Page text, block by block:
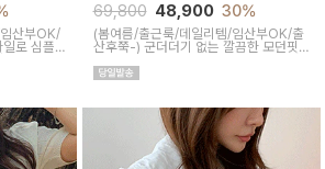
산부OK/
로 심플
좋아 시
69,800 48,900 30%
(봄여름/출근룩/데일리템/임산부OK/출
산후쭉-) 군더더기 없는 깔끔한 모던핏
하게 출근룩 고민 줄여주는 아이템